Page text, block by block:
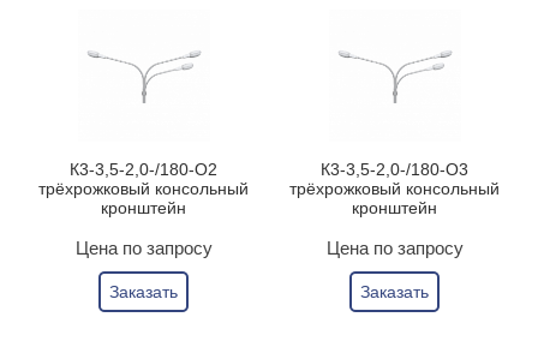
К3-3,5-2,0-/180-О2
трёхрожковый консольный
кронштейн
Цена по запросу
Заказать
К3-3,5-2,0-/180-О3
трёхрожковый консольный
кронштейн
Цена по запросу
Заказать